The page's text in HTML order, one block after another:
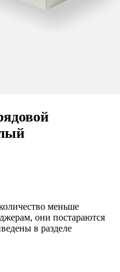
меньше
они постараются
в разделе